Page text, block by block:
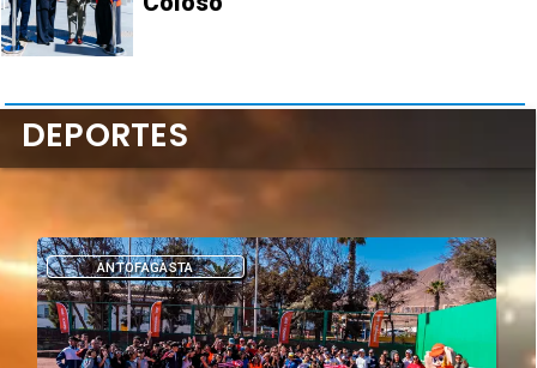
DEPORTES
DEPORTES